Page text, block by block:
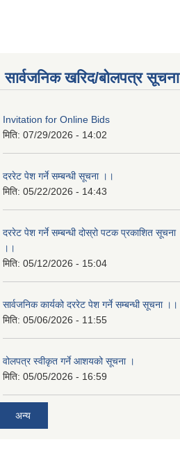
सार्वजनिक खरिद/बोलपत्र सूचना
Invitation for Online Bids
मिति: 07/29/2026 - 14:02
दररेट पेश गर्ने सम्बन्धी सूचना ।।
मिति: 05/22/2026 - 14:43
दररेट पेश गर्ने सम्बन्धी दोस्रो पटक प्रकाशित सूचना
।।
मिति: 05/12/2026 - 15:04
सार्वजनिक कार्यको दररेट पेश गर्ने सम्बन्धी सूचना ।।
मिति: 05/06/2026 - 11:55
वोलपत्र स्वीकृत गर्ने आशयको सूचना ।
मिति: 05/05/2026 - 16:59
अन्य